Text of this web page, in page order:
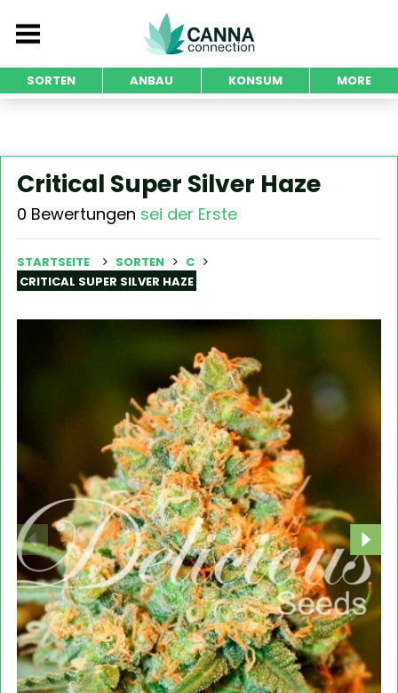
SORTEN ANBAU KONSUM MORE
Critical Super Silver Haze
0 Bewertungen sei der Erste
STARTSEITE SORTEN
C
CRITICAL SUPER SILVER HAZE